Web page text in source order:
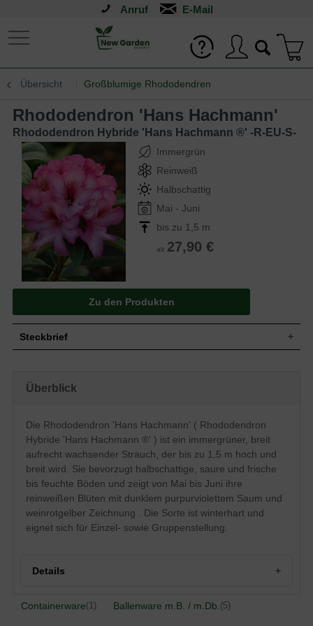
Anruf
Übersicht Großblumige Rhododendren
Rhododendron 'Hans Hachmann'
Rhododendron Hybride 'Hans Hachmann ®' -R-EU-S-
Immergrün
Reinweiß
Halbschattig
Mai - Juni
bis zu 1,5 m
ab 27,90 €
Zu den Produkten
Steckbrief
Blatt
Immergrün, schmal-oval bis elliptisch, am
Ende zugespitzt, matt glänzend,
dunkelgrün, bis zu 10 cm lang
Frucht
Kapselfrucht
Reinweiß, dunkler purpurvioletter Saum,
mit weinrotgelber Zeichnung, weit
geöffnet, in Dolden zusammen,
reichblühend
Blütezeit
Mai bis Juni
Boden
Überblick
Die Rhododendron 'Hans Hachmann' ( Rhododendron
Hybride 'Hans Hachmann ®' ) ist ein immergrüner, breit
aufrecht wachsender Strauch, der bis zu 1,5 m hoch und
breit wird. Sie bevorzugt halbschattige, saure und frische
bis feuchte Böden und zeigt von Mai bis Juni ihre
reinweißen Blüten mit dunklem purpurviolettem Saum und
weinrotgelber Zeichnung . Die Sorte ist winterhart und
eignet sich für Einzel- sowie Gruppenstellung.
Details
Containerware(1) Ballenware m.B. / m.Db. (5)